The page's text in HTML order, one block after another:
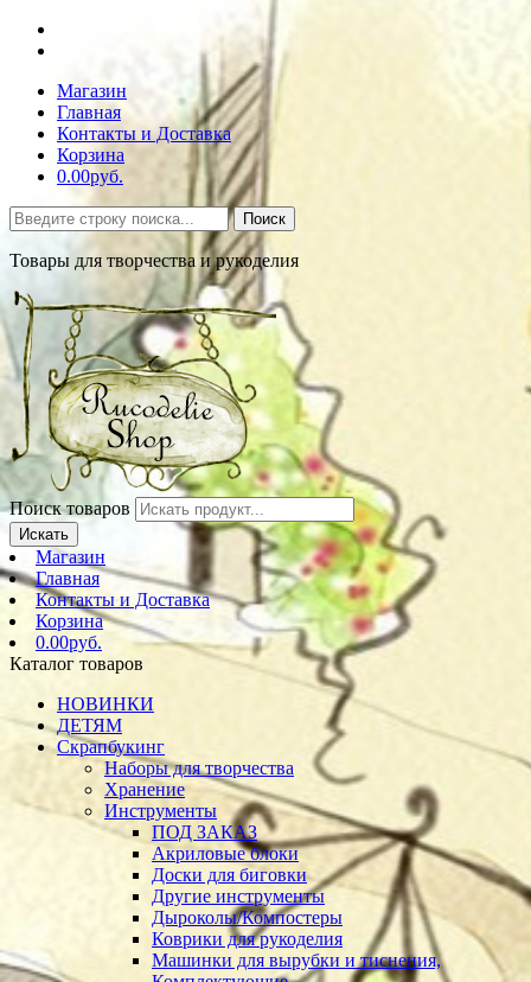
Магазин
Главная
Контакты и Доставка
Корзина
0.00руб.
Поиск
Товары для творчества и рукоделия
Поиск товаров
Искать
Магазин
Главная
Контакты и Доставка
Корзина
0.00руб.
Каталог товаров
НОВИНКИ
ДЕТЯМ
Скрапбукинг
Наборы для творчества
Хранение
Инструменты
ПОД ЗАКАЗ
Акриловые блоки
Доски для биговки
Другие инструменты
Дыроколы/Компостеры
Коврики для рукоделия
Машинки для вырубки и тиснения,